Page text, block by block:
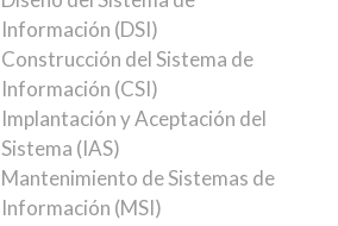
Información (DSI)
Construcción del Sistema de
Información (CSI)
Implantación y Aceptación del
Sistema (IAS)
Mantenimiento de Sistemas de
Información (MSI)